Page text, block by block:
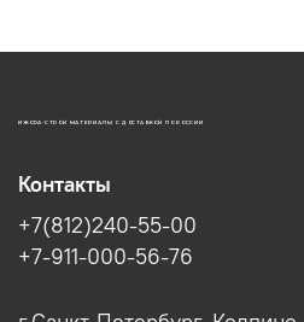
ИЖОРА-СТРОЙ МАТЕРИАЛЫ С ДОСТАВКОЙ ПО РОССИИ
Контакты
+7(812)240-55-00
+7-911-000-56-76